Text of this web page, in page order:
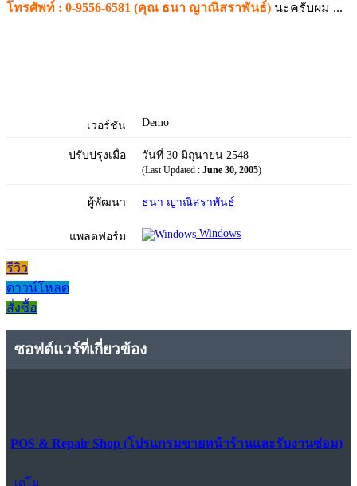
โทรศัพท์ : 0-9556-6581 (คุณ ธนา ญาณิสราพันธ์) นะครับผม ...
เวอร์ชัน Demo
ปรับปรุงเมื่อ วันที่ 30 มิถุนายน 2548
(Last Updated : June 30, 2005)
ผู้พัฒนา ธนา ญาณิสราพันธ์
แพลตฟอร์ม Windows
รีวิว
ดาวน์โหลด
สั่งซื้อ
ซอฟต์แวร์ที่เกี่ยวข้อง
POS & Repair Shop (โปรแกรมขายหน้าร้านและรับงานซ่อม)
เดโม